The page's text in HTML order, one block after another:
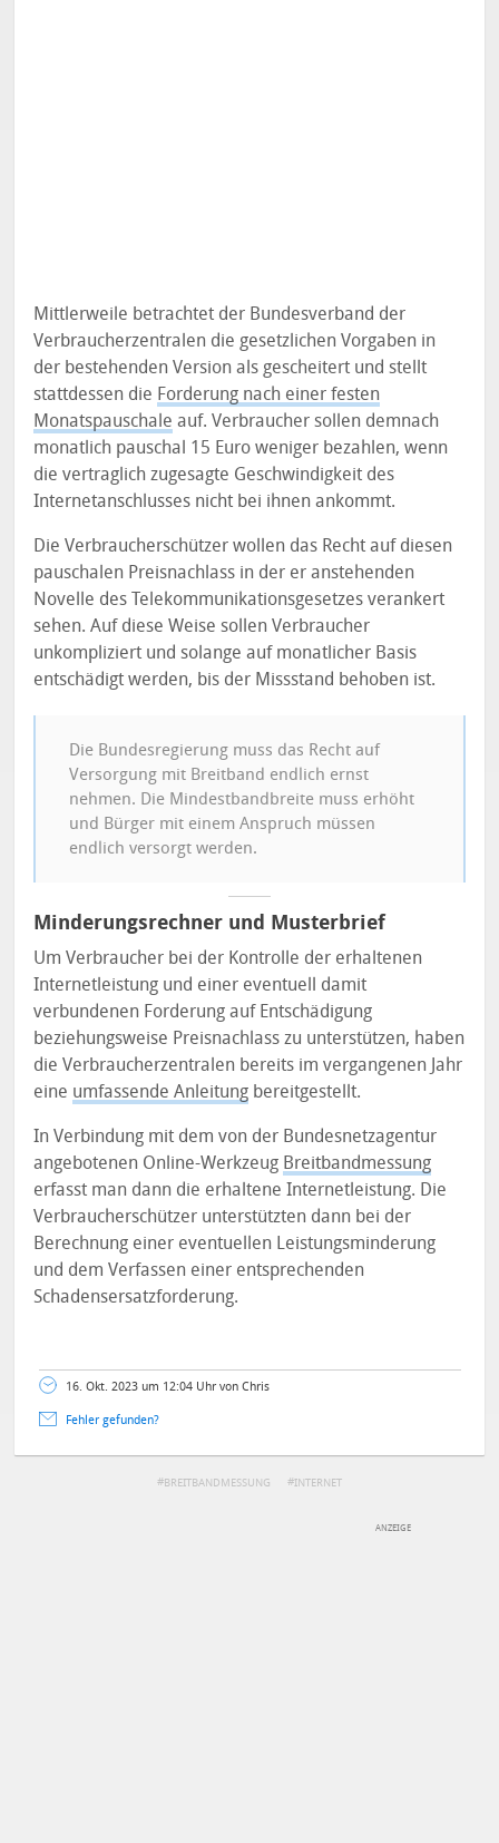
Mittlerweile betrachtet der Bundesverband der
Verbraucherzentralen die gesetzlichen Vorgaben in
der bestehenden Version als gescheitert und stellt
stattdessen die Forderung nach einer festen
Monatspauschale auf. Verbraucher sollen demnach
monatlich pauschal 15 Euro weniger bezahlen, wenn
die vertraglich zugesagte Geschwindigkeit des
Internetanschlusses nicht bei ihnen ankommt.
Die Verbraucherschützer wollen das Recht auf diesen
pauschalen Preisnachlass in der er anstehenden
Novelle des Telekommunikationsgesetzes verankert
sehen. Auf diese Weise sollen Verbraucher
unkompliziert und solange auf monatlicher Basis
entschädigt werden, bis der Missstand behoben ist.
Die Bundesregierung muss das Recht auf
Versorgung mit Breitband endlich ernst
nehmen. Die Mindestbandbreite muss erhöht
und Bürger mit einem Anspruch müssen
endlich versorgt werden.
Minderungsrechner und Musterbrief
Um Verbraucher bei der Kontrolle der erhaltenen
Internetleistung und einer eventuell damit
verbundenen Forderung auf Entschädigung
beziehungsweise Preisnachlass zu unterstützen, haben
die Verbraucherzentralen bereits im vergangenen Jahr
eine umfassende Anleitung bereitgestellt.
In Verbindung mit dem von der Bundesnetzagentur
angebotenen Online-Werkzeug Breitbandmessung
erfasst man dann die erhaltene Internetleistung. Die
Verbraucherschützer unterstützten dann bei der
Berechnung einer eventuellen Leistungsminderung
und dem Verfassen einer entsprechenden
Schadensersatzforderung.
16. Okt. 2023 um 12:04 Uhr von Chris
Fehler gefunden?
BREITBANDMESSUNG INTERNET